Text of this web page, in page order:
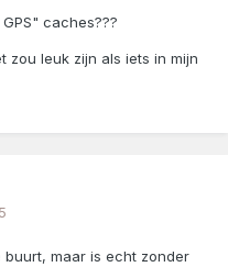
caches???
zou leuk zijn als iets in mijn
maar is echt zonder